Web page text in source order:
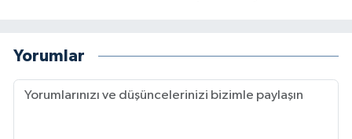
Yorumlar